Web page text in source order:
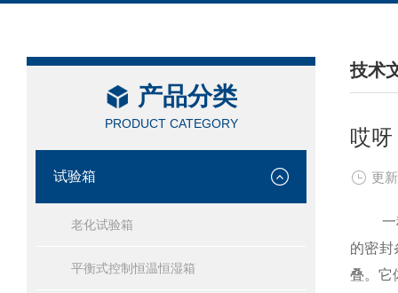
产品分类
PRODUCT CATEGORY
试验箱
老化试验箱
平衡式控制恒温恒湿箱
技术
/
哎
更
一种
的密封
叠。它